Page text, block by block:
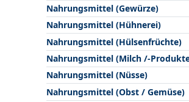
Nahrungsmittel (Gewürze)
Nahrungsmittel (Hühnerei)
Nahrungsmittel (Hülsenfrüchte)
Nahrungsmittel (Milch /-
Nahrungsmittel (Nüsse)
Nahrungsmittel (Obst / Gemüse)